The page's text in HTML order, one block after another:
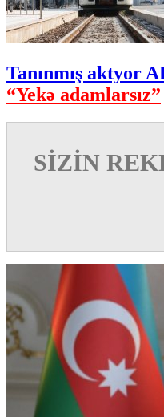
Tanınmış aktyor
“Yekə adamlarsız”
SİZİN